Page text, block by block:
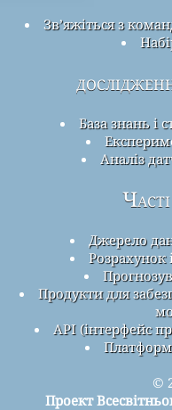
Зв’яжіться з
База знань і
Аналіз
Джерело
Розрахунок
Продукти для
API (інтерфейс
©
Проект